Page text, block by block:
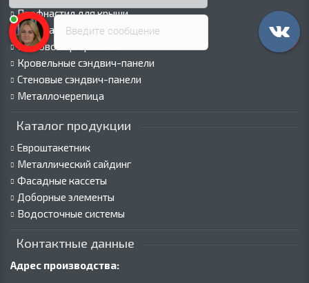
Профнастил для крыши
Профнастил для забора
Стеновой профнастил
Кровельные сэндвич-панели
Стеновые сэндвич-панели
Металлочерепица
Каталог продукции
Евроштакетник
Металлический сайдинг
Фасадные кассеты
Доборные элементы
Водосточные системы
Контактные данные
Адрес производства:
Введите сообщение